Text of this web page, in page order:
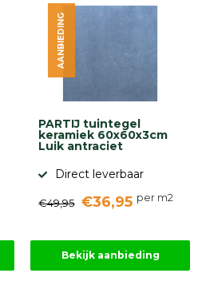
PARTIJ tuintegel
keramiek 60x60x3cm
Luik antraciet
Direct leverbaar
€49,95 €36,95 per m2
AANBIEDING
Bekijk aanbieding